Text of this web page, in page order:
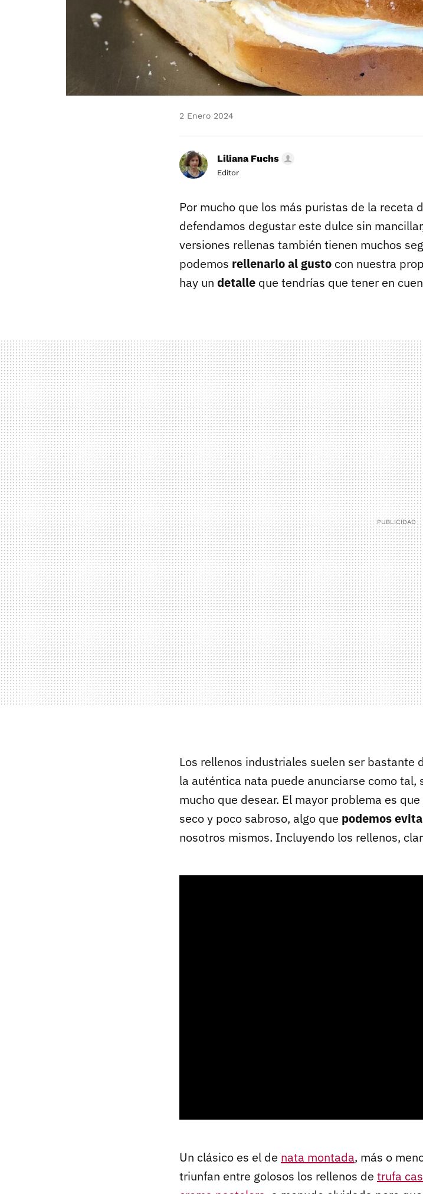
2 Enero 2024
Liliana Fuchs
Editor
Por mucho que los más puristas de la receta
defendamos degustar este dulce sin
versiones rellenas también tienen muchos
podemos rellenarlo al gusto con nuestra
hay un detalle que tendrías que tener en
Los rellenos industriales suelen ser bastante
la auténtica nata puede anunciarse como
mucho que desear. El mayor problema es
seco y poco sabroso, algo que podemos
nosotros mismos. Incluyendo los rellenos,
Un clásico es el de nata montada, más o
triunfan entre golosos los rellenos de trufa